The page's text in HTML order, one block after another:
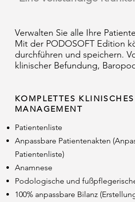
Verwalten Sie alle Ihre
Mit der PODOSOFT Edition
durchführen und speichern.
klinischer Befundung,
KOMPLETTES KLINISCHES
MANAGEMENT
Patientenliste
Anpassbare Patientenakten
Patientenliste)
Anamnese
Podologische und
100% anpassbare Bilanz